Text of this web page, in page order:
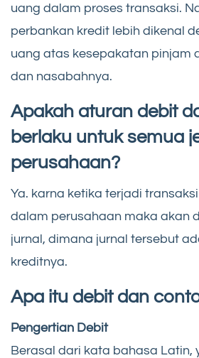
uang dalam proses transaksi.
perbankan kredit lebih dikenal
uang atas kesepakatan pinjam
dan nasabahnya.
Apakah aturan debit
berlaku untuk semua
perusahaan?
Ya. karna ketika terjadi
dalam perusahaan maka akan
jurnal, dimana jurnal tersebut
kreditnya.
Apa itu debit dan
Pengertian Debit
Berasal dari kata bahasa Latin,